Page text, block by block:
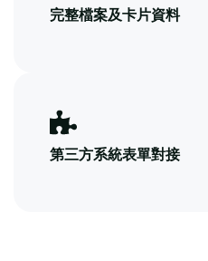
完整檔案及卡片資料
第三方系統表單對接